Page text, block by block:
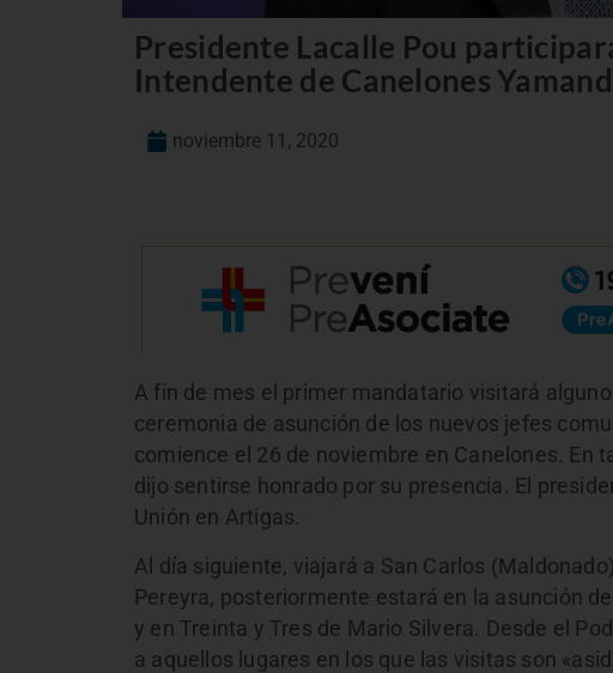
Presidente Lacalle Pou
Intendente de Canelones
noviembre 11, 2020
A fin de mes el primer mandatario visitará
ceremonia de asunción de los nuevos jefes
comience el 26 de noviembre en Canelones. En
dijo sentirse honrado por su presencia. El
Unión en Artigas.
Al día siguiente, viajará a San Carlos
Pereyra, posteriormente estará en la asunción
y en Treinta y Tres de Mario Silvera. Desde el
a aquellos lugares en los que las visitas son